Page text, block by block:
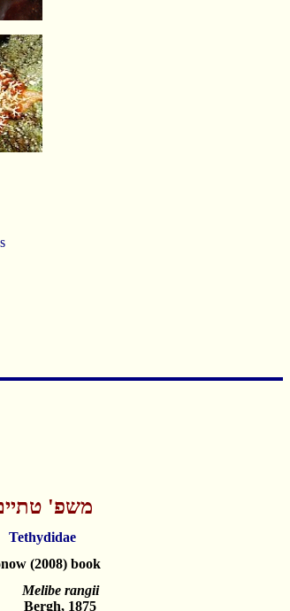
משפ'
Tethydidae
(2008) book
Melibe rangii
Bergh, 1875